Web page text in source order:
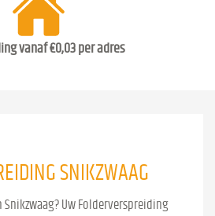
vanaf €0,03 per adres
SNIKZWAAG
Uw Folderverspreiding